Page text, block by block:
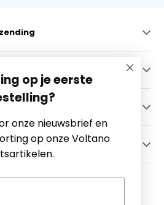
op je eerste
onze nieuwsbrief en
op onze Voltano